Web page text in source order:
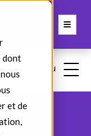
dont
et de